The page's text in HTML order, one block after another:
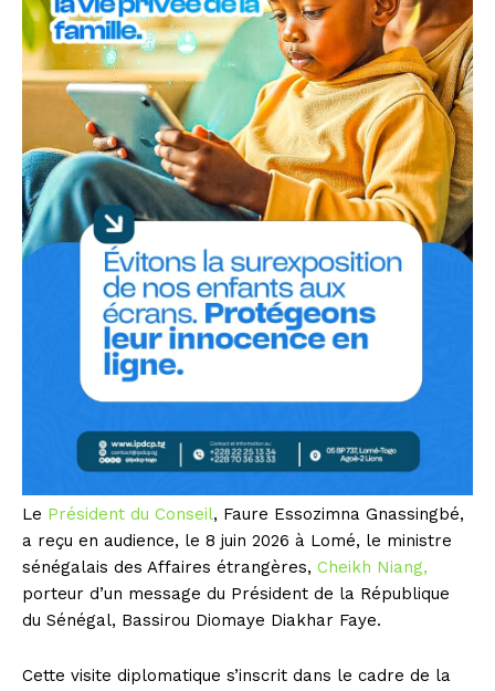
Le Président du Conseil, Faure Essozimna Gnassingbé,
a reçu en audience, le 8 juin 2026 à Lomé, le ministre
sénégalais des Affaires étrangères, Cheikh Niang,
porteur d’un message du Président de la République
du Sénégal, Bassirou Diomaye Diakhar Faye.
Cette visite diplomatique s’inscrit dans le cadre de la